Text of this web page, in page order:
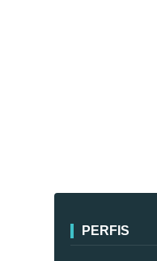
PERFIS